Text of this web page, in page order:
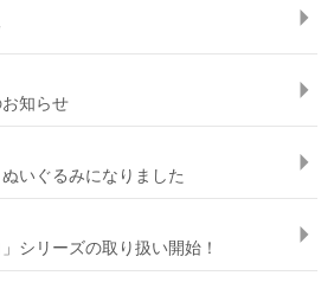
知らせ
いぐるみになりました
シリーズの取り扱い開始！